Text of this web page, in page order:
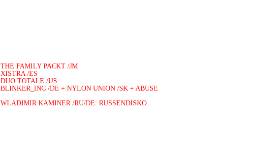
THE FAMILY PACKT /JM
XISTRA /ES
DUO TOTALE /US
BLINKER_INC /DE + NYLON UNION /SK + ABUSE
WLADIMIR KAMINER /RU/DE: RUSSENDISKO